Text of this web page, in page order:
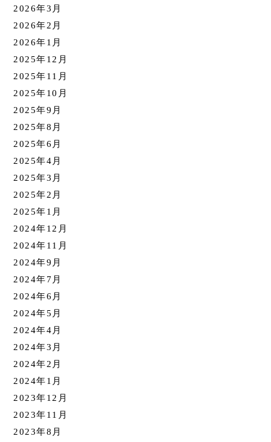
2026年3月
2026年2月
2026年1月
2025年12月
2025年11月
2025年10月
2025年9月
2025年8月
2025年6月
2025年4月
2025年3月
2025年2月
2025年1月
2024年12月
2024年11月
2024年9月
2024年7月
2024年6月
2024年5月
2024年4月
2024年3月
2024年2月
2024年1月
2023年12月
2023年11月
2023年8月